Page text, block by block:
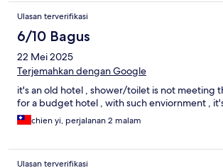
Ulasan terverifikasi
6/10 Bagus
22 Mei 2025
Terjemahkan dengan Google
it's an old hotel , shower/toilet is not meeting
for a budget hotel , with such enviornment ,
chien yi, perjalanan 2 malam
Ulasan terverifikasi